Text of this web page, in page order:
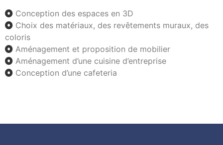
Conception des espaces en 3D
Choix des matériaux, des revêtements muraux, des
coloris
Aménagement et proposition de mobilier
Aménagement d’une cuisine d’entreprise
Conception d’une cafeteria